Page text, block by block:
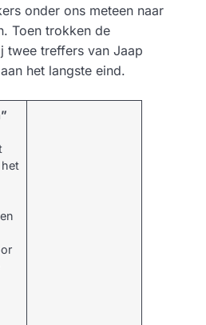
onder ons meteen naar
Toen trokken de
twee treffers van Jaap
het langste eind.